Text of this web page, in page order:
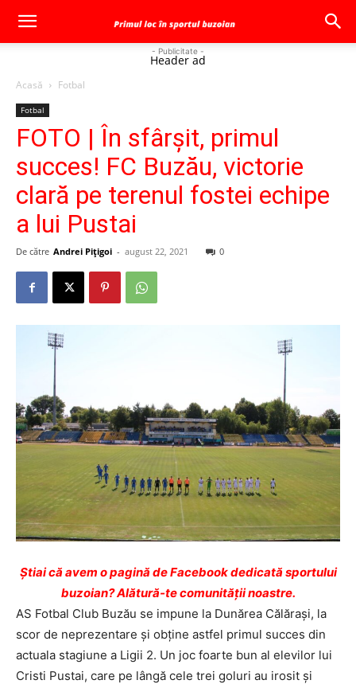
- Publicitate -
Header ad
Acasă Fotbal
Fotbal
FOTO | În sfârşit, primul
succes! FC Buzău, victorie
clară pe terenul fostei echipe
a lui Pustai
De către Andrei Pițigoi - august 22, 2021 0
Ştiai că avem o pagină de Facebook dedicată sportului
buzoian? Alătură-te comunității noastre.
AS Fotbal Club Buzău se impune la Dunărea Călăraşi, la
scor de neprezentare şi obţine astfel primul succes din
actuala stagiune a Ligii 2. Un joc foarte bun al elevilor lui
Cristi Pustai, care pe lângă cele trei goluri au irosit şi